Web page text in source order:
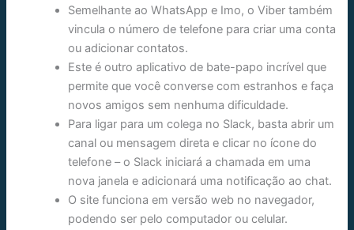
Semelhante ao WhatsApp e Imo, o Viber também
vincula o número de telefone para criar uma conta
ou adicionar contatos.
Este é outro aplicativo de bate-papo incrível que
permite que você converse com estranhos e faça
novos amigos sem nenhuma dificuldade.
Para ligar para um colega no Slack, basta abrir um
canal ou mensagem direta e clicar no ícone do
telefone – o Slack iniciará a chamada em uma
nova janela e adicionará uma notificação ao chat.
O site funciona em versão web no navegador,
podendo ser pelo computador ou celular.